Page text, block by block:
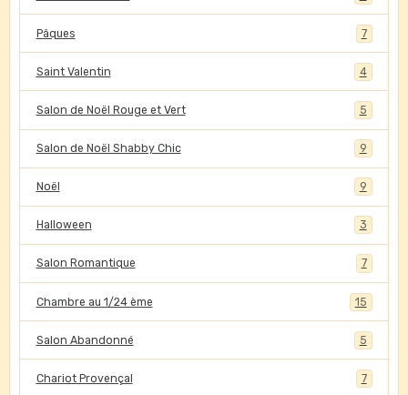
Pâques 7
Saint Valentin 4
Salon de Noël Rouge et Vert 5
Salon de Noël Shabby Chic 9
Noël 9
Halloween 3
Salon Romantique 7
Chambre au 1/24 ème 15
Salon Abandonné 5
Chariot Provençal 7